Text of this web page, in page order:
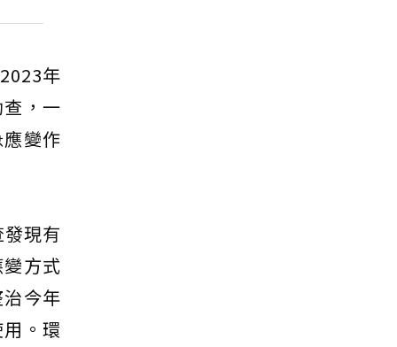
年
，一
變作
現有
方式
今年
。環